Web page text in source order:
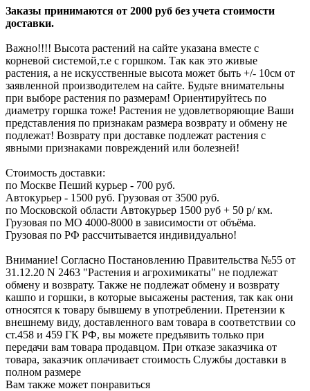
Заказы принимаются от 2000 руб без учета стоимости
доставки.
Важно!!!! Высота растений на сайте указана вместе с
корневой системой,т.е с горшком. Так как это живые
растения, а не искусственные высота может быть +/- 10см от
заявленной производителем на сайте. Будьте внимательны
при выборе растения по размерам! Ориентируйтесь по
диаметру горшка тоже! Растения не удовлетворяющие Ваши
представления по признакам размера возврату и обмену не
подлежат! Возврату при доставке подлежат растения с
явными признаками повреждений или болезней!
Стоимость доставки:
по Москве Пеший курьер - 700 руб.
Автокурьер - 1500 руб. Грузовая от 3500 руб.
по Московской области Автокурьер 1500 руб + 50 р/ км.
Грузовая по МО 4000-8000 в зависимости от объёма.
Грузовая по РФ рассчитывается индивидуально!
Внимание! Согласно Постановлению Правительства №55 от
31.12.20 N 2463 "Растения и агрохимикаты" не подлежат
обмену и возврату. Также не подлежат обмену и возврату
кашпо и горшки, в которые высажены растения, так как они
относятся к товару бывшему в употреблении. Претензии к
внешнему виду, доставленного вам товара в соответствии со
ст.458 и 459 ГК РФ, вы можете предъявить только при
передачи вам товара продавцом. При отказе заказчика от
товара, заказчик оплачивает стоимость Службы доставки в
полном размере
Вам также может понравиться